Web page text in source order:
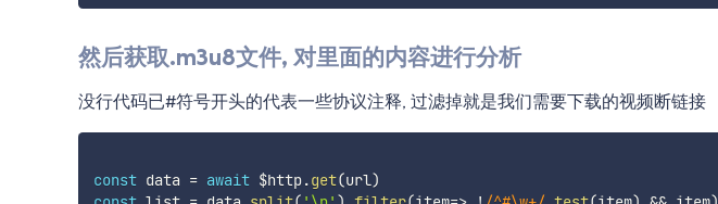
然后获取.m3u8文件, 对里面的内容进行分析
没行代码已#符号开头的代表一些协议注释, 过滤掉就是我们需要下载的视频断链接
const data = await $http.get(url)